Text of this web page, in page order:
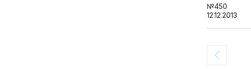
№450
12.12.2013